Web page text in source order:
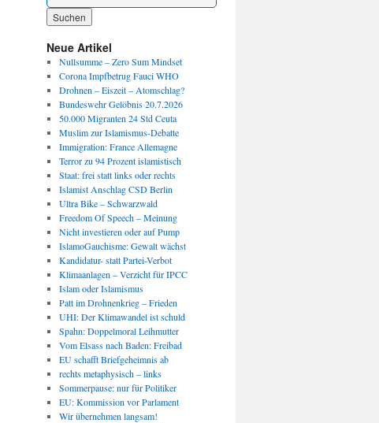
Neue Artikel
Nullsumme – Zero Sum Mindset
Corona Impfbetrug Fauci WHO
Drohnen – Eiszeit – Atomschlag?
Bundeswehr Gelöbnis 20.7.2026
50.000 Migranten 24 Std Ceuta
Muslim zur Islamismus-Debatte
Immigration: France Allemagne
Terror zu 94 Prozent islamistisch
Staat: frei statt links oder rechts
Islamist Anschlag CSD Berlin
Ultra Bike – Schwarzwald
Freedom Of Speech – Meinung
Nicht investieren oder auf Pump
IslamoGauchisme: Gewalt wächst
Kandidatur- statt Partei-Verbot
Klimaanlagen – Verzicht für IPCC
Islam oder Islamismus
Patt im Drohnenkrieg – Frieden
UHI: Der Klimawandel ist schuld
Spahn: Doppelmoral Leihmutter
Vom Elsass nach Baden: Freibad
EU schafft Briefgeheimnis ab
rechts metaphysisch – links
Sommerpause: nur für Politiker
EU: Kommission vor Parlament
Wir übernehmen langsam!